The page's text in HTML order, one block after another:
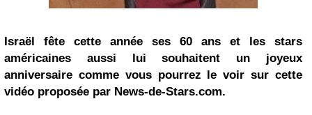
Israël fête cette année ses 60 ans et les stars
américaines aussi lui souhaitent un joyeux
anniversaire comme vous pourrez le voir sur cette
vidéo proposée par News-de-Stars.com.